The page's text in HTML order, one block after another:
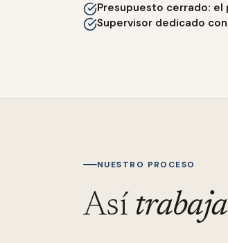
Presupuesto cerrado:
Supervisor dedicado
NUESTRO PROCESO
Así